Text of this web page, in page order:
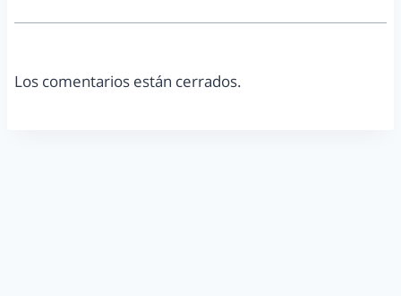
Los comentarios están cerrados.